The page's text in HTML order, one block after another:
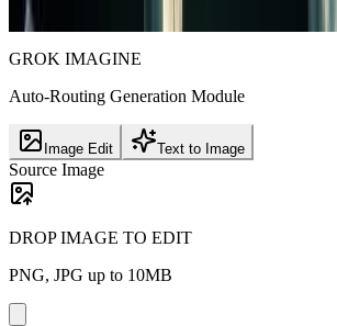
Essayer xImagineAI — Commencer avec des
GROK IMAGINE
Auto-Routing Generation Module
Image Edit Text to Image
Source Image
DROP IMAGE TO EDIT
PNG, JPG up to 10MB